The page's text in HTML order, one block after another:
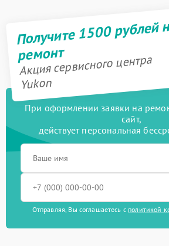
Получите 1500 рублей
ремонт
Акция сервисного центра
Yukon
При оформлении заявки на
сайт,
действует персональная
Отправляя, Вы соглашаетесь с политикой